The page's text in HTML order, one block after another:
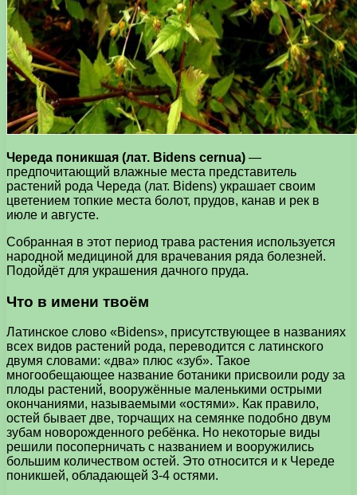
Череда поникшая (лат. Bidens cernua) —
предпочитающий влажные места представитель
растений рода Череда (лат. Bidens) украшает своим
цветением топкие места болот, прудов, канав и рек в
июле и августе.
Собранная в этот период трава растения используется
народной медициной для врачевания ряда болезней.
Подойдёт для украшения дачного пруда.
Что в имени твоём
Латинское слово «Bidens», присутствующее в названиях
всех видов растений рода, переводится с латинского
двумя словами: «два» плюс «зуб». Такое
многообещающее название ботаники присвоили роду за
плоды растений, вооружённые маленькими острыми
окончаниями, называемыми «остями». Как правило,
остей бывает две, торчащих на семянке подобно двум
зубам новорожденного ребёнка. Но некоторые виды
решили посоперничать с названием и вооружились
большим количеством остей. Это относится и к Череде
поникшей, обладающей 3-4 остями.